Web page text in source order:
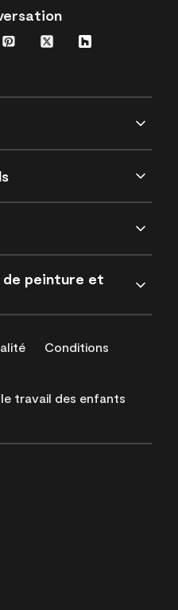
peinture et
Conditions
travail des enfants